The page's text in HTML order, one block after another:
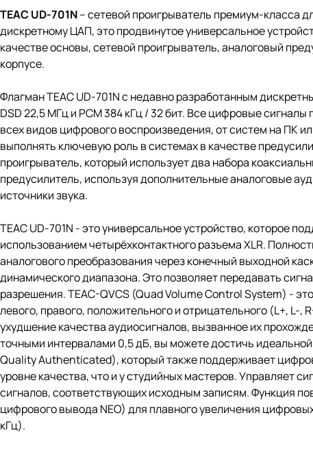
TEAC UD-701N– сетевой проигрыватель премиум-класса
дискретному ЦАП, это продвинутое универсальное
качестве основы, сетевой проигрыватель, аналоговый
корпусе.
Флагман TEAC UD-701N с недавно разработанным
DSD 22,5 МГц и PCM 384 кГц / 32 бит. Все цифровые
всех видов цифрового воспроизведения, от систем на ПК
выполнять ключевую роль в системах в качестве
проигрыватель, который использует два набора
предусилитель, используя дополнительные аналоговые
источники звука.
TEAC UD-701N - это универсальное устройство, которое
использованием четырёхконтактного разъема XLR.
аналогового преобразования через конечный выходной
динамического диапазона. Это позволяет передавать
разрешения. TEAC-QVCS (Quad Volume Control System) -
левого, правого, положительного и отрицательного (L+, L-
ухудшение качества аудиосигналов, вызванное их
точными интервалами 0,5 дБ, вы можете достичь
Quality Authenticated), который также поддерживает
уровне качества, что и у студийных мастеров. Управляет
сигналов, соответствующих исходным записям. Функция
цифрового вывода NEO) для плавного увеличения
кГц).